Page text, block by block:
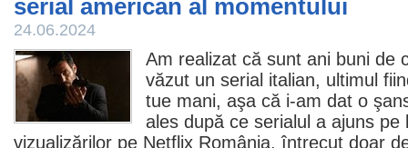
serial american al momentului
24.06.2024
Am realizat că sunt ani buni de
văzut un serial italian, ultimul
tue mani, aşa că i-am dat o
ales după ce serialul a ajuns pe
vizualizărilor pe Netflix România, întrecut doar